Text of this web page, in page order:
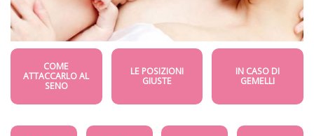
COME
ATTACCARLO AL
SENO
LE POSIZIONI
GIUSTE
IN CASO DI
GEMELLI